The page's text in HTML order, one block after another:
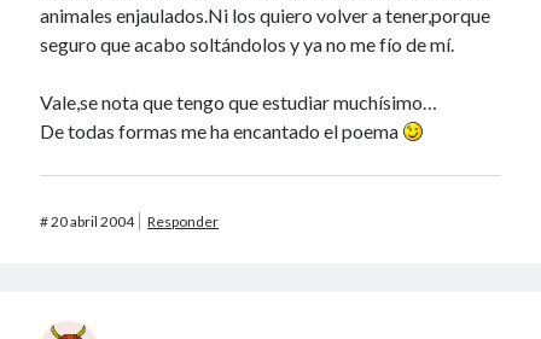
animales enjaulados.Ni los quiero volver a tener,porque
seguro que acabo soltándolos y ya no me fío de mí.
Vale,se nota que tengo que estudiar muchísimo…
De todas formas me ha encantado el poema
#20 abril 2004 Responder